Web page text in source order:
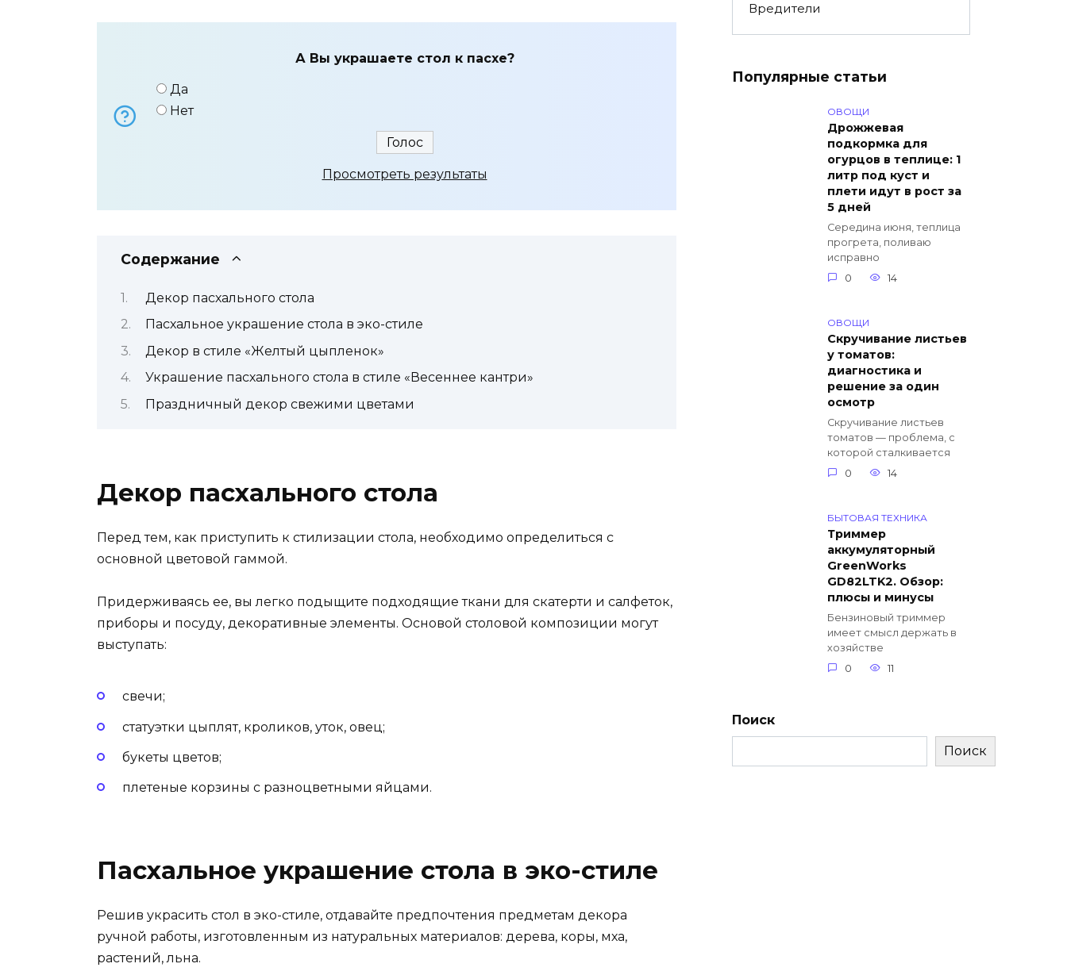
А Вы украшаете стол к пасхе?
Да
Нет
Просмотреть результаты
Содержание
Декор пасхального стола
Пасхальное украшение стола в эко-стиле
Декор в стиле «Желтый цыпленок»
Украшение пасхального стола в стиле «Весеннее кантри»
Праздничный декор свежими цветами
Декор пасхального стола
Перед тем, как приступить к стилизации стола, необходимо определиться с
основной цветовой гаммой.
Придерживаясь ее, вы легко подыщите подходящие ткани для скатерти и салфеток,
приборы и посуду, декоративные элементы. Основой столовой композиции могут
выступать:
свечи;
статуэтки цыплят, кроликов, уток, овец;
букеты цветов;
плетеные корзины с разноцветными яйцами.
Пасхальное украшение стола в эко-стиле
Решив украсить стол в эко-стиле, отдавайте предпочтения предметам декора
ручной работы, изготовленным из натуральных материалов: дерева, коры, мха,
растений, льна.
Вредители
Популярные статьи
ОВОЩИ
Дрожжевая
подкормка для
огурцов в теплице: 1
литр под куст и
плети идут в рост за
5 дней
Середина июня, теплица
прогрета, поливаю
исправно
0
14
ОВОЩИ
Скручивание листьев
у томатов:
диагностика и
решение за один
осмотр
Скручивание листьев
томатов — проблема, с
которой сталкивается
0
14
БЫТОВАЯ ТЕХНИКА
Триммер
аккумуляторный
GreenWorks
GD82LTK2. Обзор:
плюсы и минусы
Бензиновый триммер
имеет смысл держать в
хозяйстве
0
11
Поиск
Поиск